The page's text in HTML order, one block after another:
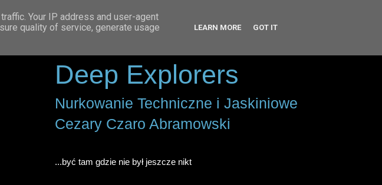
Deep Explorers
Nurkowanie Techniczne i Jaskiniowe
Cezary Czaro Abramowski
...być tam gdzie nie był jeszcze nikt
Your IP address and user-agent
quality of service, generate usage
LEARN MORE GOT IT